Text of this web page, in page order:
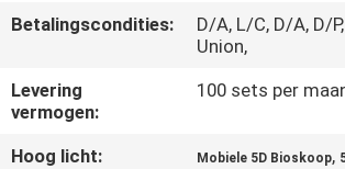
ONS
NIEUWS
Betalingscondities:
D/A, L/C, D/A, D/
Union,
Levering
vermogen:
100 sets per
Hoog licht: Mobiele 5D Bioskoop,